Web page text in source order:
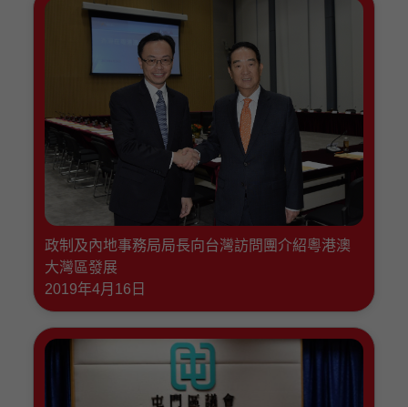
政制及內地事務局局長向台灣訪問團介紹粵港澳
大灣區發展
2019年4月16日